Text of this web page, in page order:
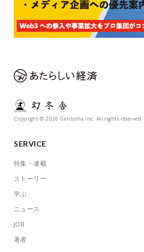
Copyright © 2026 Gentosha Inc. All rights reserved.
SERVICE
特集・連載
ストーリー
学ぶ
ニュース
JOB
著者